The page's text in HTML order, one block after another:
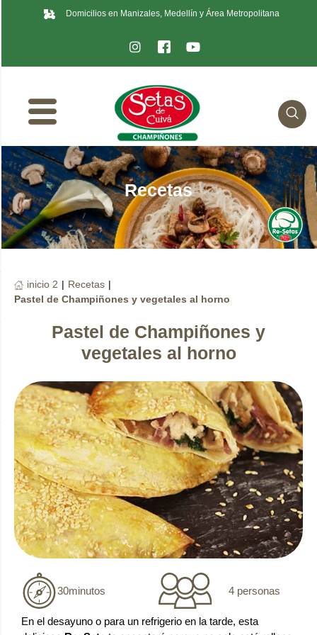
Domicilios en Manizales, Medellín y Área Metropolitana
Recetas
inicio 2 | Recetas |
Pastel de Champiñones y vegetales al horno
Pastel de Champiñones y
vegetales al horno
30minutos 4 personas
En el desayuno o para un refrigerio en la tarde, esta